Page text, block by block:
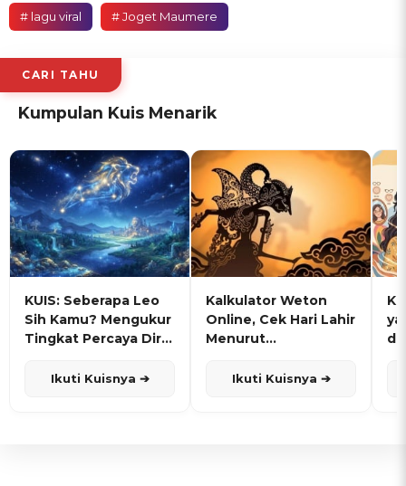
# lagu viral # Joget Maumere
CARI TAHU
Kumpulan Kuis Menarik
KUIS: Seberapa Leo
Sih Kamu? Mengukur
Tingkat Percaya Diri
Ikuti Kuisnya ➔
Kalkulator Weton
Online, Cek Hari Lahir
Menurut
Ikuti Kuisnya ➔